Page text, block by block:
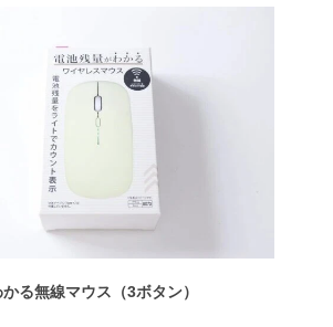
る無線マウス（3ボタン）